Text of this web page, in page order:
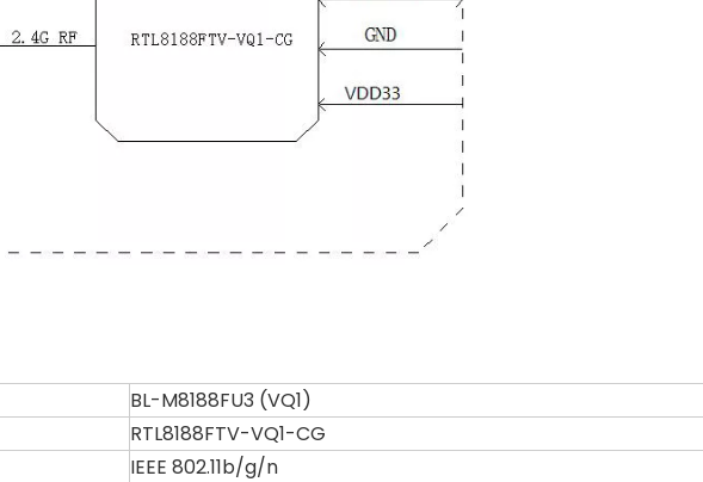
BL-M8188FU3 (VQ1)
RTL8188FTV-VQ1-CG
IEEE 802.11b/g/n